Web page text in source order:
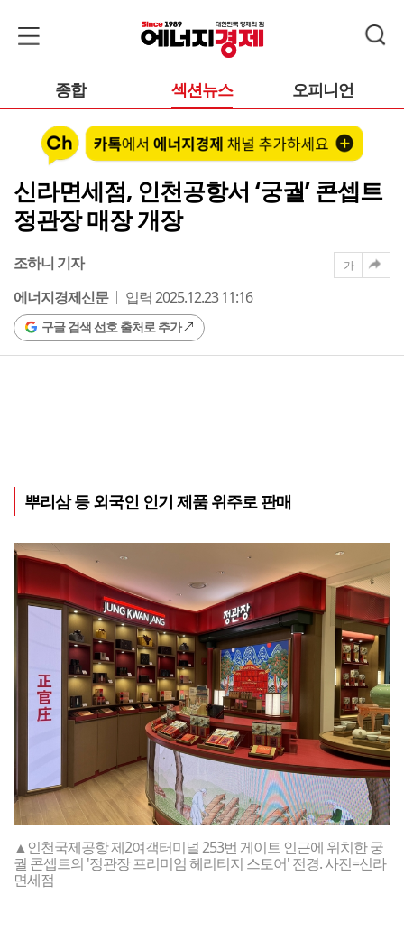
종합 섹션뉴스 오피니언
신라면세점, 인천공항서 ‘궁궐’ 콘셉트
정관장 매장 개장
조하니 기자
에너지경제신문
입력 2025.12.23 11:16
구글 검색 선호 출처로 추가
가
뿌리삼 등 외국인 인기 제품 위주로 판매
▲인천국제공항 제2여객터미널 253번 게이트 인근에 위치한 궁
궐 콘셉트의 '정관장 프리미엄 헤리티지 스토어' 전경. 사진=신라
면세점